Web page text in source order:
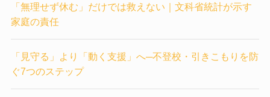
「無理せず休む」だけでは救えない｜文科省統計が示す
家庭の責任
「見守る」より「動く支援」へ─不登校・引きこもりを防
ぐ7つのステップ